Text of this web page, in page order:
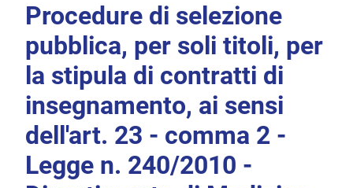
Procedure di selezione
pubblica, per soli titoli, per
la stipula di contratti di
insegnamento, ai sensi
dell'art. 23 - comma 2 -
Legge n. 240/2010 -